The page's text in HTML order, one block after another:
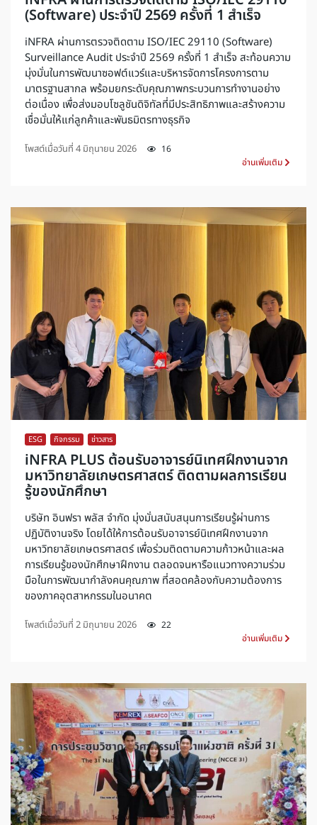
(Software) ประจำปี 2569 ครั้งที่ 1 สำเร็จ
iNFRA ผ่านการตรวจติดตาม ISO/IEC 29110 (Software)
Surveillance Audit ประจำปี 2569 ครั้งที่ 1 สำเร็จ สะท้อนความ
มุ่งมั่นในการพัฒนาซอฟต์แวร์และบริหารจัดการโครงการตาม
มาตรฐานสากล พร้อมยกระดับคุณภาพกระบวนการทำงานอย่าง
ต่อเนื่อง เพื่อส่งมอบโซลูชันดิจิทัลที่มีประสิทธิภาพและสร้างความ
เชื่อมั่นให้แก่ลูกค้าและพันธมิตรทางธุรกิจ
โพสต์เมื่อวันที่ 4 มิถุนายน 2026
16
อ่านเพิ่มเติม
ESG กิจกรรม ข่าวสาร
iNFRA PLUS ต้อนรับอาจารย์นิเทศฝึกงานจาก
มหาวิทยาลัยเกษตรศาสตร์ ติดตามผลการเรียน
รู้ของนักศึกษา
บริษัท อินฟรา พลัส จำกัด มุ่งมั่นสนับสนุนการเรียนรู้ผ่านการ
ปฏิบัติงานจริง โดยได้ให้การต้อนรับอาจารย์นิเทศฝึกงานจาก
มหาวิทยาลัยเกษตรศาสตร์ เพื่อร่วมติดตามความก้าวหน้าและผล
การเรียนรู้ของนักศึกษาฝึกงาน ตลอดจนหารือแนวทางความร่วม
มือในการพัฒนากำลังคนคุณภาพ ที่สอดคล้องกับความต้องการ
ของภาคอุตสาหกรรมในอนาคต
โพสต์เมื่อวันที่ 2 มิถุนายน 2026
22
อ่านเพิ่มเติม